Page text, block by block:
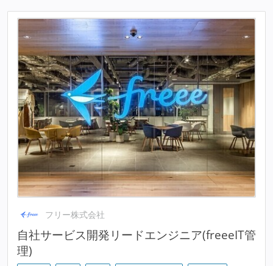
フリー株式会社
自社サービス開発リードエンジニア(freeeIT管
理)